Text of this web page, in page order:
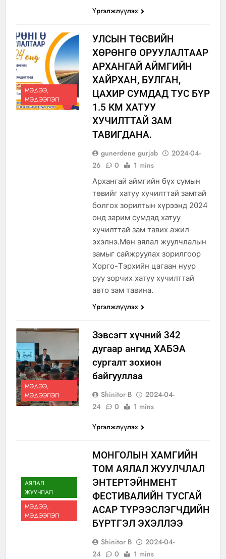
Үргэлжлүүлэх
МЭДЭЭ,
МЭДЭЭЛЭЛ
УЛСЫН ТӨСВИЙН
ХӨРӨНГӨ ОРУУЛАЛТААР
АРХАНГАЙ АЙМГИЙН
ХАЙРХАН, БУЛГАН,
ЦАХИР СУМДАД ТУС БҮР
1.5 КМ ХАТУУ
ХУЧИЛТТАЙ ЗАМ
ТАВИГДАНА.
gunerdene gurjab
2024-04-
26
0 1 mins
Архангай аймгийн бүх сумын
төвийг хатуу хучилттай замтай
болгох зорилтын хүрээнд 2024
онд зарим сумдад хатуу
хучилттай зам тавих ажил
эхэлнэ.Мөн аялал жуулчлалын
замыг сайжруулах зорилгоор
Хорго-Тэрхийн цагаан нуур
руу зорчих хатуу хучилттай
авто зам тавина.
Үргэлжлүүлэх
МЭДЭЭ,
МЭДЭЭЛЭЛ
Зэвсэгт хүчний 342
дугаар ангид ХАБЭА
сургалт зохион
байгууллаа
Shinitor B
2024-04-
24
0
1 mins
Үргэлжлүүлэх
АЯЛАЛ
ЖУУЧЛАЛ
МЭДЭЭ,
МЭДЭЭЛЭЛ
МОНГОЛЫН ХАМГИЙН
ТОМ АЯЛАЛ ЖУУЛЧЛАЛ
ЭНТЕРТЭЙНМЕНТ
ФЕСТИВАЛИЙН ТУСГАЙ
АСАР ТҮРЭЭСЛЭГЧДИЙН
БҮРТГЭЛ ЭХЭЛЛЭЭ
Shinitor B
2024-04-
24
0 1 mins